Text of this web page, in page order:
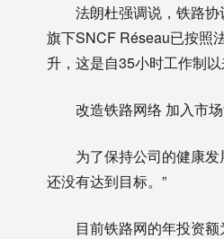
法朗杜强调说，铁路协
旗下SNCF Réseau已按照
升，这是自35小时工作制
改造铁路网络 加入市
为了保持公司的健康
还没有达到目标。”
目前铁路网的年投资